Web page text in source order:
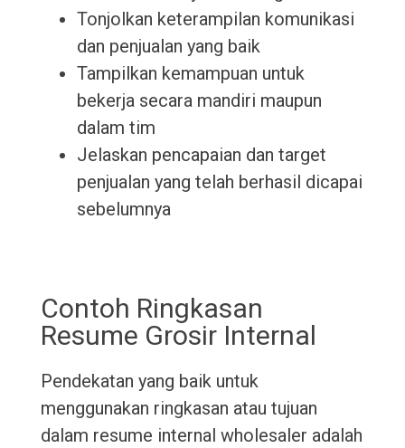
Tonjolkan keterampilan komunikasi
dan penjualan yang baik
Tampilkan kemampuan untuk
bekerja secara mandiri maupun
dalam tim
Jelaskan pencapaian dan target
penjualan yang telah berhasil dicapai
sebelumnya
Contoh Ringkasan
Resume Grosir Internal
Pendekatan yang baik untuk
menggunakan ringkasan atau tujuan
dalam resume internal wholesaler adalah